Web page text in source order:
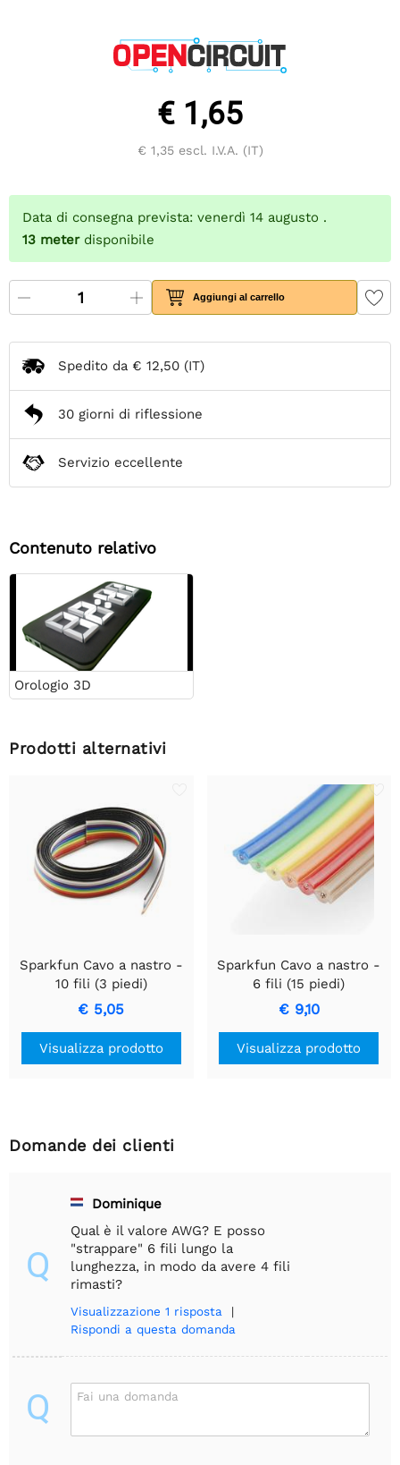
€ 1,65
€ 1,35escl. I.V.A. (IT)
Data di consegna prevista: venerdì 14 augusto .
13 meter disponibile
Aggiungi al carrello
Spedito da € 12,50 (IT)
30 giorni di riflessione
Servizio eccellente
Contenuto relativo
Orologio 3D
Prodotti alternativi
Sparkfun Cavo a nastro -
10 fili (3 piedi)
€ 5,05
Visualizza prodotto
Sparkfun Cavo a nastro -
6 fili (15 piedi)
€ 9,10
Visualizza prodotto
Domande dei clienti
Q
Dominique
Qual è il valore AWG? E posso
"strappare" 6 fili lungo la
lunghezza, in modo da avere 4 fili
rimasti?
Visualizzazione 1 risposta |
Rispondi a questa domanda
Q Fai una domanda